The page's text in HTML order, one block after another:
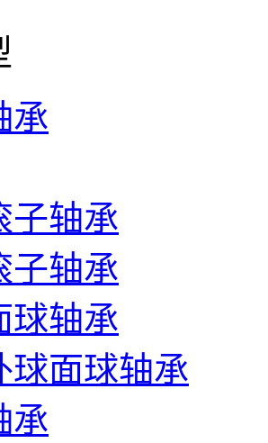
承
子轴承
子轴承
球轴承
球面球轴承
承